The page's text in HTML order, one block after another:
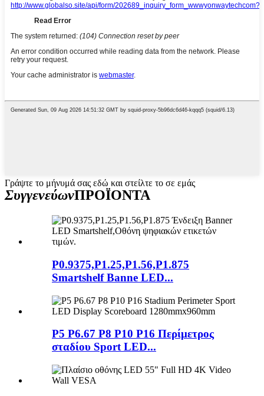
Γράψτε το μήνυμά σας εδώ και στείλτε το σε εμάς
ΣυγγενεύωνΠΡΟΪΟΝΤΑ
P0.9375,P1.25,P1.56,P1.875
Smartshelf Banne LED...
P5 P6.67 P8 P10 P16 Περίμετρος
σταδίου Sport LED...